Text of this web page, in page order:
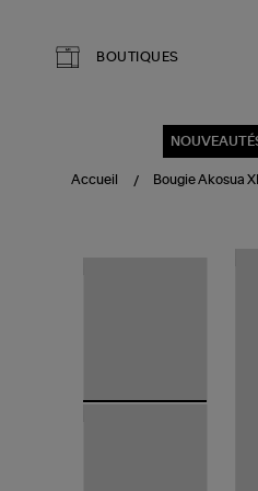
BOUTIQUES
Accueil Bougie Akosua